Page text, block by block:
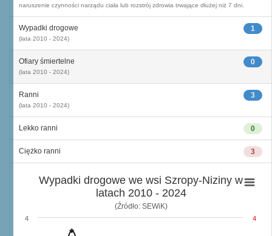
naruszenie czynności narządu ciała lub rozstrój zdrowia trwające dłużej niż 7 dni.
1
Wypadki drogowe
(lata 2010 - 2024)
0
Ofiary śmiertelne
(lata 2010 - 2024)
3
Ranni
(lata 2010 - 2024)
0
Lekko ranni
3
Ciężko ranni
Wypadki drogowe we wsi Szropy-Niziny w
latach 2010 - 2024
(Źródło: SEWiK)
4 4